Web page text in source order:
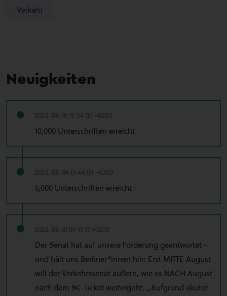
Verkehr
Neuigkeiten
2022-08-10 19:34:00 +0200
10,000 Unterschriften erreicht
2022-08-04 13:44:03 +0200
5,000 Unterschriften erreicht
2022-08-01 09:11:55 +0200
Der Senat hat auf unsere Forderung geantwortet -
und hält uns Berliner*innen hin: Erst MITTE August
will der Verkehrssenat äußern, wie es NACH August
nach dem 9€-Ticket weitergeht. „Aufgrund akuter